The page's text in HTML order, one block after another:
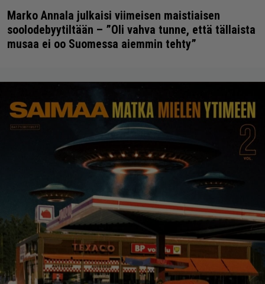
Marko Annala julkaisi viimeisen maistiaisen
soolodebyytiltään – ”Oli vahva tunne, että tällaista
musaa ei oo Suomessa aiemmin tehty”